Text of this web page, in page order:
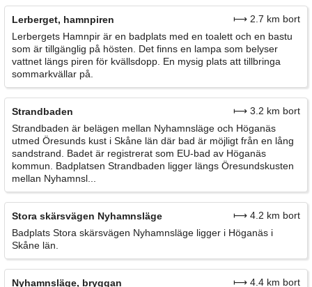
Lerberget, hamnpiren
⟼ 2.7 km bort
Lerbergets Hamnpir är en badplats med en toalett och en bastu
som är tillgänglig på hösten. Det finns en lampa som belyser
vattnet längs piren för kvällsdopp. En mysig plats att tillbringa
sommarkvällar på.
Strandbaden
⟼ 3.2 km bort
Strandbaden är belägen mellan Nyhamnsläge och Höganäs
utmed Öresunds kust i Skåne län där bad är möjligt från en lång
sandstrand. Badet är registrerat som EU-bad av Höganäs
kommun. Badplatsen Strandbaden ligger längs Öresundskusten
mellan Nyhamnsl...
Stora skärsvägen Nyhamnsläge
⟼ 4.2 km bort
Badplats Stora skärsvägen Nyhamnsläge ligger i Höganäs i
Skåne län.
Nyhamnsläge, bryggan
⟼ 4.4 km bort